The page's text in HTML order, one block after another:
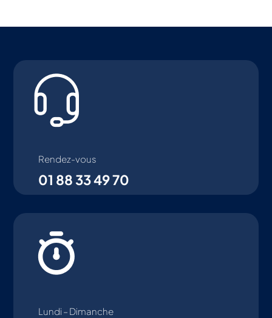
Rendez-vous
01 88 33 49 70
Lundi – Dimanche